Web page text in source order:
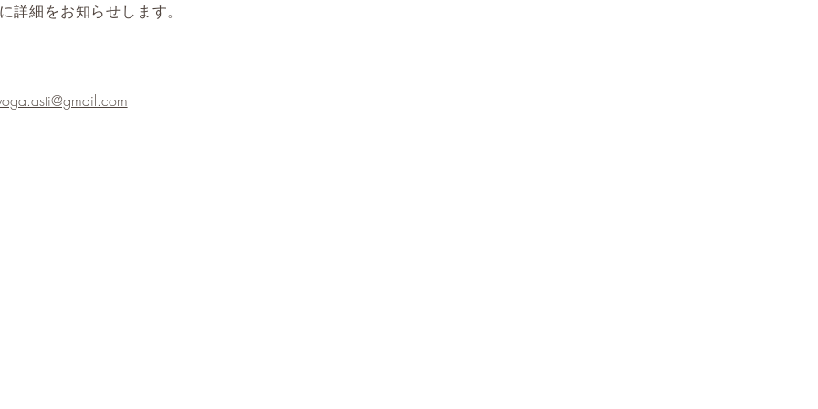
詳細をお知らせします。